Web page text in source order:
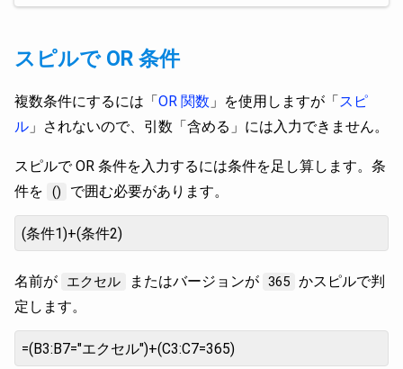
スピルで OR 条件
複数条件にするには「OR 関数 」を使用しますが「スピ
ル 」されないので、引数「含める」には入力できません。
スピルで OR 条件を入力するには条件を足し算します。条
件を
() で囲む必要があります。
(条件1)+(条件2)
名前が エクセル またはバージョンが 365 かスピルで判
定します。
=(B3:B7="エクセル")+(C3:C7=365)